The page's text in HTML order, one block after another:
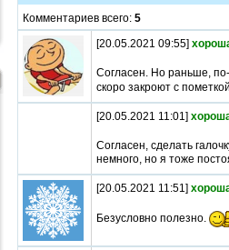
Комментариев всего: 5
[20.05.2021 09:55]
Согласен. Но раньше,
скоро закроют с
[20.05.2021 11:01]
Согласен, сделать
немного, но я тоже
[20.05.2021 11:51]
Безусловно полезно.